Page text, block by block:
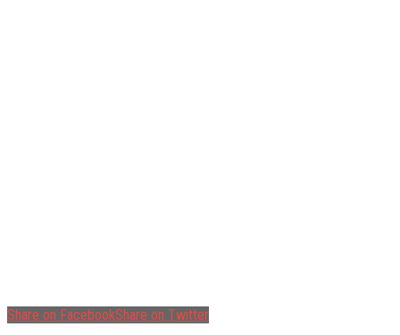
Share on FacebookShare on Twitter